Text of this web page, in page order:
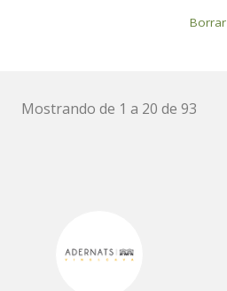
Borrar
Mostrando de 1 a 20 de 93